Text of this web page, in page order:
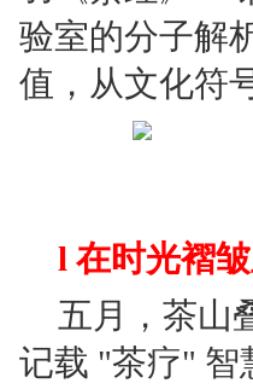
验室的分子解
值，从文化符
l 在时光褶
五月，茶山
记载 "茶疗" 智